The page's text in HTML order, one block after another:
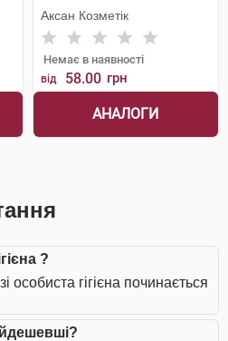
Аксан Козметік
Немає в наявності
від 58.00 грн
АНАЛОГИ
?
особиста гігієна починається